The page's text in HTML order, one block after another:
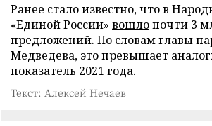
Ранее стало известно, что в
«Единой России» вошлопочти 3
предложений. По словам главы
Медведева, это превышает
показатель 2021 года.
Текст: Алексей Нечаев